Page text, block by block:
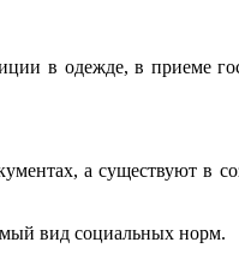
в одежде, в приеме
а существуют в
вид социальных норм.